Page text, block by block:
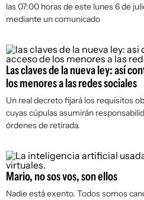
las 07:00 horas de este lunes 6 de
mediante un comunicado
Las claves de la nueva ley: así
los menores a las redes sociales
Un real decreto fijará los requisitos
cuyas cúpulas asumirán
órdenes de retirada.
Mario, no sos vos, son ellos
Nadie está exento. Todos somos